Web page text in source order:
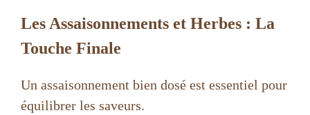
Les Assaisonnements et Herbes : La
Touche Finale
Un assaisonnement bien dosé est essentiel pour
équilibrer les saveurs.